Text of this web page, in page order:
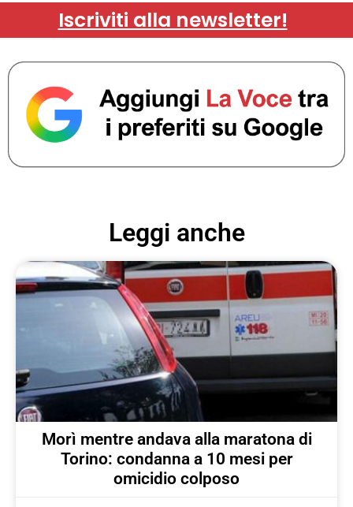
Iscriviti alla newsletter!
Leggi anche
Morì mentre andava alla maratona di
Torino: condanna a 10 mesi per
omicidio colposo